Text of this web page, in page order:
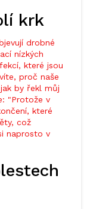
krk
drobné
nízkých
které jsou
proč naše
by řekl můj
"Protože v
které
což
naprosto v